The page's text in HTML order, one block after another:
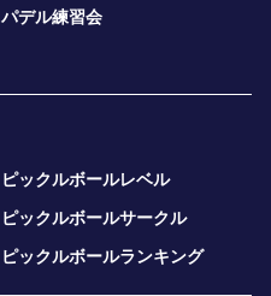
パデル練習会
ピックルボールレベル
ピックルボールサークル
ピックルボールランキング